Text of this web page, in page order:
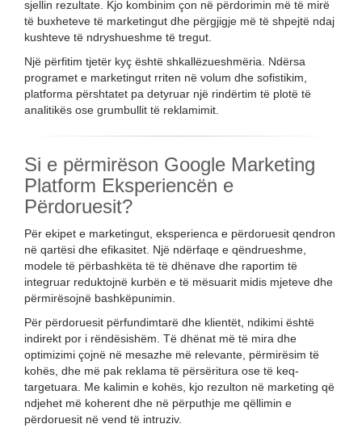
sjellin rezultate. Kjo kombinim çon në përdorimin më të mirë
të buxheteve të marketingut dhe përgjigje më të shpejtë ndaj
kushteve të ndryshueshme të tregut.
Një përfitim tjetër kyç është shkallëzueshmëria. Ndërsa
programet e marketingut rriten në volum dhe sofistikim,
platforma përshtatet pa detyruar një rindërtim të plotë të
analitikës ose grumbullit të reklamimit.
Si e përmirëson Google Marketing
Platform Eksperiencën e
Përdoruesit?
Për ekipet e marketingut, eksperienca e përdoruesit qendron
në qartësi dhe efikasitet. Një ndërfaqe e qëndrueshme,
modele të përbashkëta të të dhënave dhe raportim të
integruar reduktojnë kurbën e të mësuarit midis mjeteve dhe
përmirësojnë bashkëpunimin.
Për përdoruesit përfundimtarë dhe klientët, ndikimi është
indirekt por i rëndësishëm. Të dhënat më të mira dhe
optimizimi çojnë në mesazhe më relevante, përmirësim të
kohës, dhe më pak reklama të përsëritura ose të keq-
targetuara. Me kalimin e kohës, kjo rezulton në marketing që
ndjehet më koherent dhe në përputhje me qëllimin e
përdoruesit në vend të intruziv.